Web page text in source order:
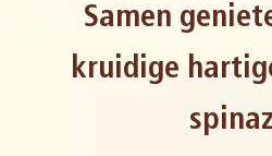
Samen
kruidige